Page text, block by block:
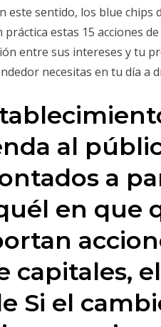
este sentido, los blue chips
práctica estas 15 acciones
entre sus intereses y tu
necesitas en tu día a
al
a
en que
capitales,
Si el